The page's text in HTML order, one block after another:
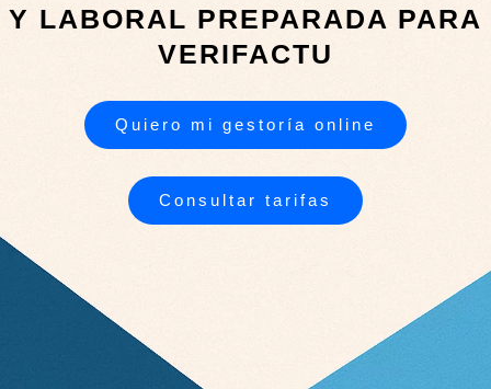
Y LABORAL PREPARADA PARA
VERIFACTU
Quiero mi gestoría online
Consultar tarifas